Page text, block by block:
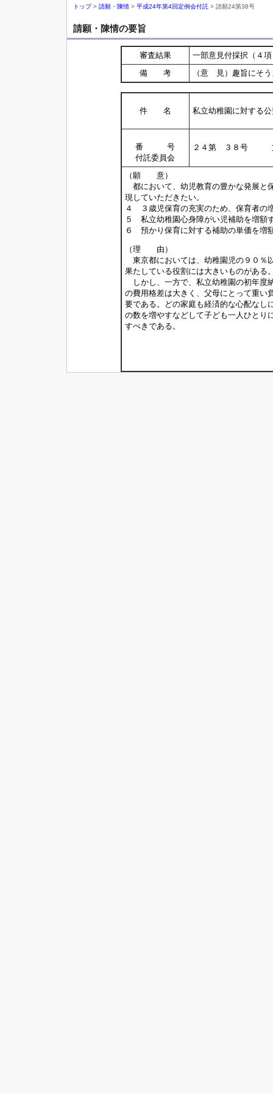
トップ> 請願・陳情 > 平成24年第4回定例会付託 > 請願24第38号
請願・陳情の要旨
審査結果
一部意見付採択（４
備 考
（意 見）趣旨にそ
件 名 私立幼稚園に対する
番 号
付託委員会
２４第 ３８号
（願 意）
都において、幼児教育の豊かな発展と
現していただきたい。
４ ３歳児保育の充実のため、保育者の
５ 私立幼稚園心身障がい児補助を増額
６ 預かり保育に対する補助の単価を増
（理 由）
東京都においては、幼稚園児の９０％
果たしている役割には大きいものがある
しかし、一方で、私立幼稚園の初年度
の費用格差は大きく、父母にとって重い
要である。どの家庭も経済的な心配なし
の数を増やすなどして子ども一人ひとり
すべきである。